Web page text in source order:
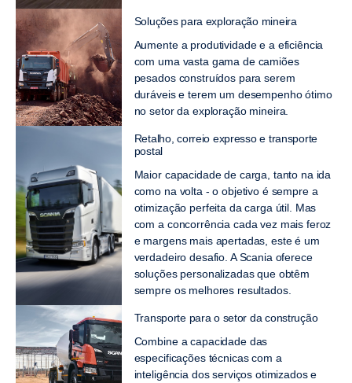
Soluções para exploração mineira
Aumente a produtividade e a eficiência
com uma vasta gama de camiões
pesados construídos para serem
duráveis e terem um desempenho ótimo
no setor da exploração mineira.
Retalho, correio expresso e transporte
postal
Maior capacidade de carga, tanto na ida
como na volta - o objetivo é sempre a
otimização perfeita da carga útil. Mas
com a concorrência cada vez mais feroz
e margens mais apertadas, este é um
verdadeiro desafio. A Scania oferece
soluções personalizadas que obtêm
sempre os melhores resultados.
Transporte para o setor da construção
Combine a capacidade das
especificações técnicas com a
inteligência dos serviços otimizados e